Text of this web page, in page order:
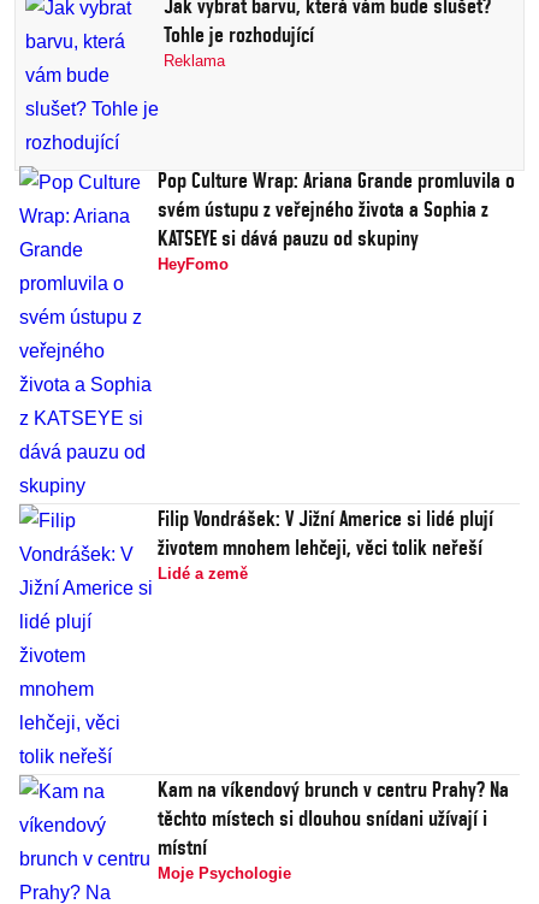
Jak vybrat barvu, která vám bude slušet?
Tohle je rozhodující
Reklama
Pop Culture Wrap: Ariana Grande promluvila o
svém ústupu z veřejného života a Sophia z
KATSEYE si dává pauzu od skupiny
HeyFomo
Filip Vondrášek: V Jižní Americe si lidé plují
životem mnohem lehčeji, věci tolik neřeší
Lidé a země
Kam na víkendový brunch v centru Prahy? Na
těchto místech si dlouhou snídani užívají i
místní
Moje Psychologie